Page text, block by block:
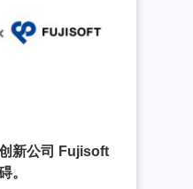
新公司 Fujisoft
。